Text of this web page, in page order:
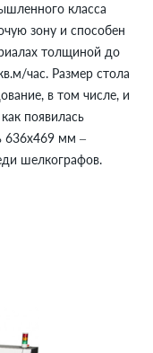
класса
зону и способен
толщиной до
час. Размер стола
в том числе, и
появилась
636х469 мм –
шелкографов.